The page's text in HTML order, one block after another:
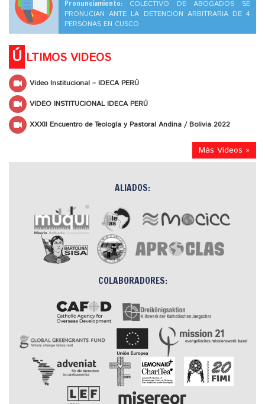
Pronunciamiento: COLECTIVO DE ABOGADOS SE
PRONUCIAN ANTE LA DETENCION ARBITRARIA DE 4
PERSONAS EN CUSCO
Ú LTIMOS VIDEOS
Video Institucional – IDECA PERÚ
VIDEO INSTITUCIONAL IDECA PERÚ
XXXII Encuentro de Teología y Pastoral Andina / Bolivia 2022
Más Videos »
ALIADOS:
COLABORADORES: